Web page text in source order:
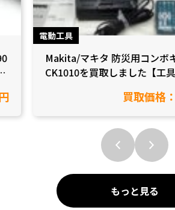
電動工具
Makita/マキタ 防災用コンボ
CK1010を買取しました【工
買取価格
もっと見る